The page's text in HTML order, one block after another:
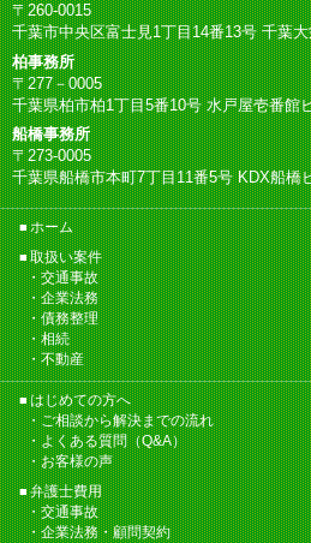
〒260-0015
千葉市中央区富士見1丁目14番13号 千葉
柏事務所
〒277－0005
千葉県柏市柏1丁目5番10号 水戸屋壱番館
船橋事務所
〒273-0005
千葉県船橋市本町7丁目11番5号 KDX船橋
ホーム
取扱い案件
交通事故
企業法務
債務整理
相続
不動産
はじめての方へ
ご相談から解決までの流れ
よくある質問（Q&A）
お客様の声
弁護士費用
交通事故
企業法務・顧問契約